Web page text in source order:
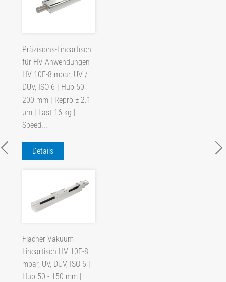
Präzisions-Lineartisch
für HV-Anwendungen
HV 10E-8 mbar, UV /
DUV, ISO 6 | Hub 50 –
200 mm | Repro ± 2.1
µm | Last 16 kg |
Speed...
Details
Flacher Vakuum-
Lineartisch HV 10E-8
mbar, UV, DUV, ISO 6 |
Hub 50 - 150 mm |